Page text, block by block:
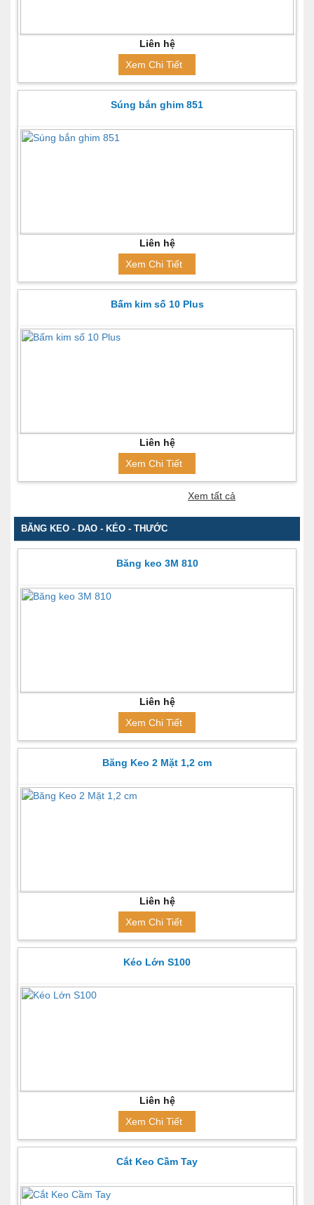
Liên hệ
Xem Chi Tiết
Súng bắn ghim 851
Liên hệ
Xem Chi Tiết
Bấm kim số 10 Plus
Liên hệ
Xem Chi Tiết
Xem tất cả
BĂNG KEO - DAO - KÉO - THƯỚC
Băng keo 3M 810
Liên hệ
Xem Chi Tiết
Băng Keo 2 Mặt 1,2 cm
Liên hệ
Xem Chi Tiết
Kéo Lớn S100
Liên hệ
Xem Chi Tiết
Cắt Keo Cầm Tay